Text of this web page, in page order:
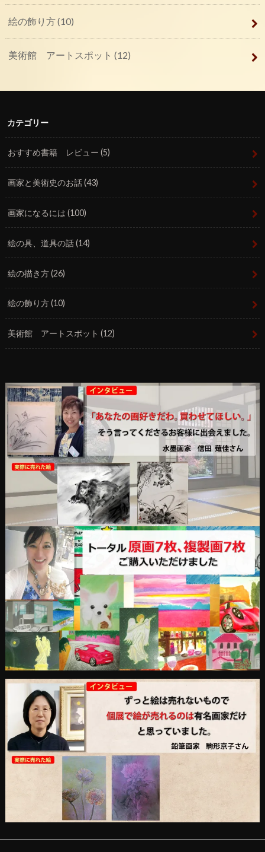
絵の飾り方(10)
美術館 アートスポット (12)
カテゴリー
おすすめ書籍 レビュー(5)
画家と美術史のお話(43)
画家になるには(100)
絵の具、道具の話(14)
絵の描き方(26)
絵の飾り方(10)
美術館 アートスポット(12)